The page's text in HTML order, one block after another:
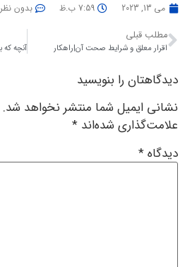
می 13, 2023 7:59 ب.ظ بدون نظر
مطلب قبلی
اقرار معلق و شرایط صحت آن|راهکار
دیدگاهتان را بنویسید
نشانی ایمیل شما منتشر نخواهد شد.
علامت‌گذاری شده‌اند *
دیدگاه*